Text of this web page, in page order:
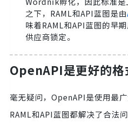
之下，RAML和API蓝图是由
味着RAML和API蓝图的早
供应商锁定。
OpenAPI是更好的格
毫无疑问，OpenAPI是使用最广
RAML和API蓝图都解决了合法